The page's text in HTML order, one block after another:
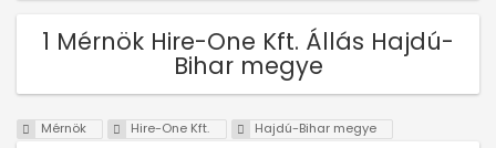
1 Mérnök Hire-One Kft. Állás Hajdú-
Bihar megye
Mérnök Hire-One Kft. Hajdú-Bihar megye